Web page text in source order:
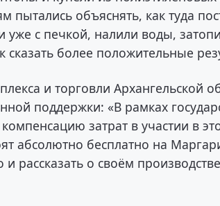
пытались объяснять, как туда
уже с печкой, налили воды,
сказать более положительные
и торговли Архангельской
поддержки: «В рамках
затрат в участии в
абсолютно бесплатно на
рассказать о своём